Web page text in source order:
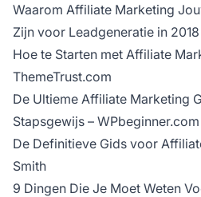
Waarom Affiliate Marketing
Zijn voor Leadgeneratie in 2018
Hoe te Starten met Affiliate
ThemeTrust.com
De Ultieme Affiliate Marketing
Stapsgewijs – WPbeginner.com
De Definitieve Gids voor
Smith
9 Dingen Die Je Moet Weten